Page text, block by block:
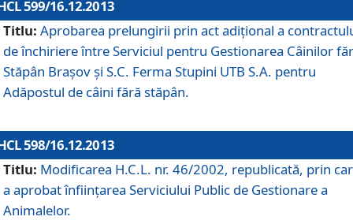
599/16.12.2013
Titlu: Aprobarea prelungirii prin act adiţional a
de închiriere între Serviciul pentru Gestionarea Câinilor
Stăpân Braşov şi S.C. Ferma Stupini UTB S.A. pentru
Adăpostul de câini fără stăpân.
598/16.12.2013
Titlu: Modificarea H.C.L. nr. 46/2002, republicată, prin
a aprobat înfiinţarea Serviciului Public de Gestionare a
Animalelor.